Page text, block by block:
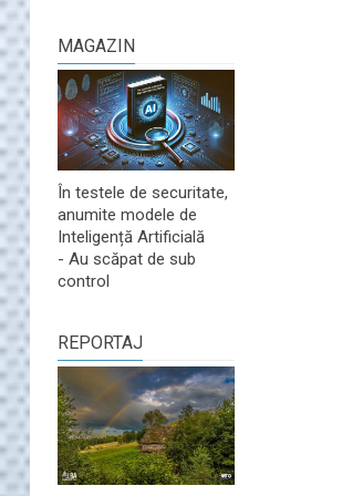
MAGAZIN
În testele de securitate,
anumite modele de
Inteligență Artificială
- Au scăpat de sub
control
REPORTAJ